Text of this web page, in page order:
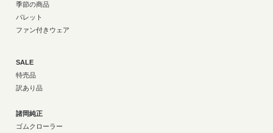
季節の商品
パレット
ファン付きウェア
SALE
特売品
訳あり品
諸岡純正
ゴムクローラー